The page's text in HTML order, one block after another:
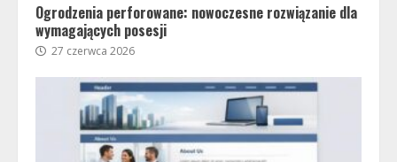
Ogrodzenia perforowane: nowoczesne rozwiązanie dla
wymagających posesji
27 czerwca 2026